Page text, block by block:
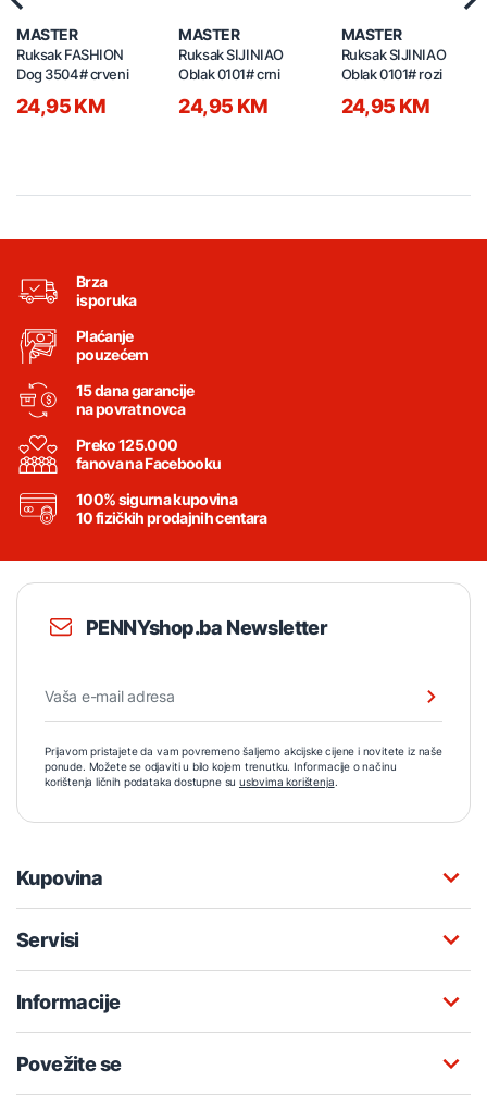
MASTER
Ruksak FASHION
Dog 3504# crveni
24,95 KM
MASTER
Ruksak SIJINIAO
Oblak 0101# crni
24,95 KM
MASTER
Ruksak SIJINIAO
Oblak 0101# rozi
24,95 KM
Brza
isporuka
Plaćanje
pouzećem
15 dana garancije
na povrat novca
Preko 125.000
fanova na Facebooku
100% sigurna kupovina
10 fizičkih prodajnih centara
PENNYshop.ba Newsletter
Prijavom pristajete da vam povremeno šaljemo akcijske cijene i novitete iz naše
ponude. Možete se odjaviti u bilo kojem trenutku. Informacije o načinu
korištenja ličnih podataka dostupne su uslovima korištenja.
Kupovina
Servisi
Informacije
Povežite se